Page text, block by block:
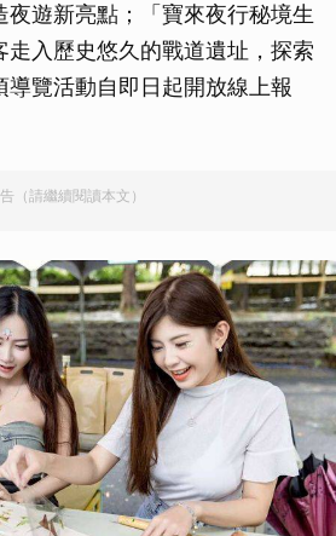
遊新亮點；「寶來夜行秘境生
走入歷史悠久的戰道遺址，探索
覽活動自即日起開放線上報
（請繼續閱讀本文）